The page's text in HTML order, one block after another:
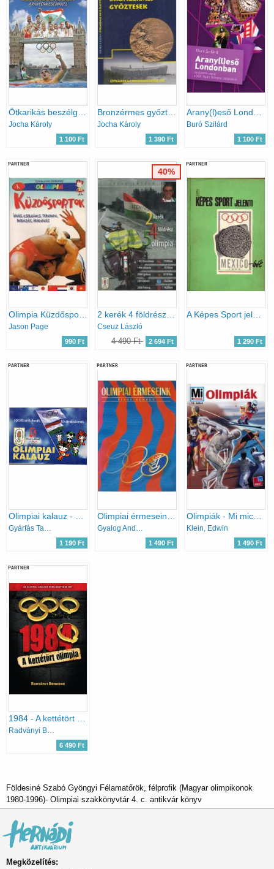
Jocha Károly
1 100 Ft
Jocha Károly
1 390 Ft
Buró Szilárd
1 100 Ft
PARTNER
Jason Page
990 Ft
Cseuz László
4 490 Ft 2 694 Ft
40%
PARTNER
A Képes Sport jelenti Mexico-ból 1968
1 290 Ft
PARTNER
Olimpiai kalauz - Sportbarátoknak, tévénézőknek XXIX. Nyári Olimpiai Játékok Peking 2008
Gyárfás Tamás
1 190 Ft
PARTNER
Olimpiai érmeseink piros-kékben
Gyalog András (szerk.)
1 490 Ft
PARTNER
Olimpiák - Mi micsoda
Klein, Edwin
1 490 Ft
PARTNER
Radványi Benedek
6 490 Ft
Földesiné Szabó Gyöngyi Félamatőrök, félprofik (Magyar olimpikonok
1980-1996)- Olimpiai szakkönyvtár 4. c. antikvár könyv
Megközelítés: